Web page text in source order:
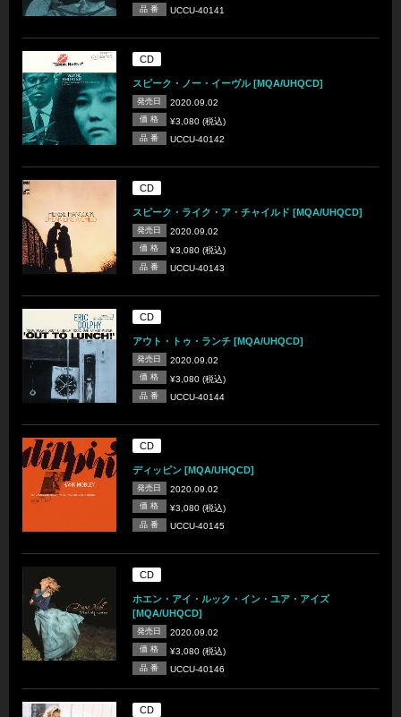
品 番 UCCU-40141
CD
スピーク・ノー・イーヴル [MQA/UHQCD]
発売日 2020.09.02
価 格 ¥3,080 (税込)
品 番 UCCU-40142
CD
スピーク・ライク・ア・チャイルド [MQA/UHQCD]
発売日 2020.09.02
価 格 ¥3,080 (税込)
品 番 UCCU-40143
CD
アウト・トゥ・ランチ [MQA/UHQCD]
発売日 2020.09.02
価 格 ¥3,080 (税込)
品 番 UCCU-40144
CD
ディッピン [MQA/UHQCD]
発売日 2020.09.02
価 格 ¥3,080 (税込)
品 番 UCCU-40145
CD
ホエン・アイ・ルック・イン・ユア・アイズ
[MQA/UHQCD]
発売日 2020.09.02
価 格 ¥3,080 (税込)
品 番 UCCU-40146
CD